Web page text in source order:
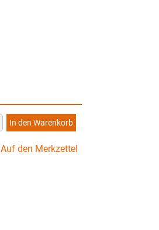
In den Warenkorb
Auf den Merkzettel